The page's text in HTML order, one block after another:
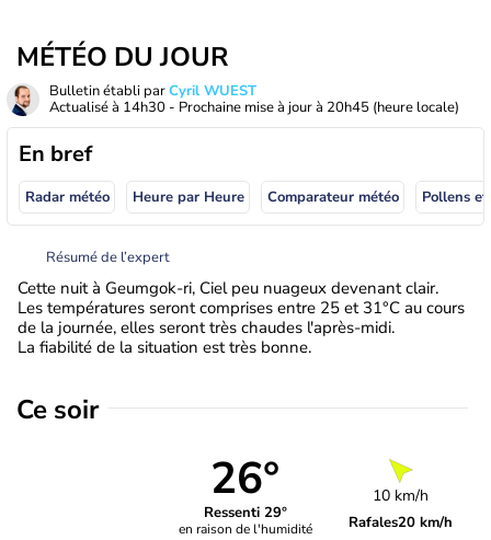
MÉTÉO DU JOUR
Bulletin établi parCyril WUEST
Actualisé à 14h30 - Prochaine mise à jour à 20h45 (heure locale)
En bref
Radar météo Heure par Heure Comparateur météo Pollens
Résumé de l’expert
Cette nuit à Geumgok-ri, Ciel peu nuageux devenant clair.
Les températures seront comprises entre 25 et 31°C au cours
de la journée, elles seront très chaudes l'après-midi.
La fiabilité de la situation est très bonne.
Ce soir
26°
Ressenti 29°
en raison de l'humidité
10 km/h
Rafales20 km/h